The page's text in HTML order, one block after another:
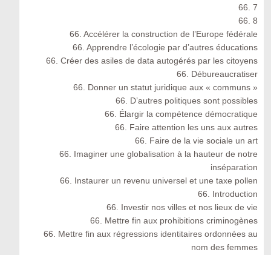
66. 7
66. 8
66. Accélérer la construction de l’Europe fédérale
66. Apprendre l’écologie par d’autres éducations
66. Créer des asiles de data autogérés par les citoyens
66. Débureaucratiser
66. Donner un statut juridique aux « communs »
66. D’autres politiques sont possibles
66. Élargir la compétence démocratique
66. Faire attention les uns aux autres
66. Faire de la vie sociale un art
66. Imaginer une globalisation à la hauteur de notre
inséparation
66. Instaurer un revenu universel et une taxe pollen
66. Introduction
66. Investir nos villes et nos lieux de vie
66. Mettre fin aux prohibitions criminogènes
66. Mettre fin aux régressions identitaires ordonnées au
nom des femmes